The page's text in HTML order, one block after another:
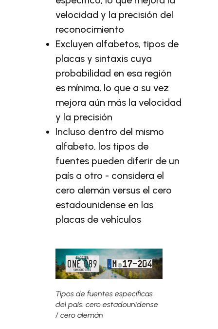
velocidad y la precisión del
reconocimiento
Excluyen alfabetos, tipos de
placas y sintaxis cuya
probabilidad en esa región
es mínima, lo que a su vez
mejora aún más la velocidad
y la precisión
Incluso dentro del mismo
alfabeto, los tipos de
fuentes pueden diferir de un
país a otro - considera el
cero alemán versus el cero
estadounidense en las
placas de vehículos
Tipos de fuentes específicas
del país: cero estadounidense
/ cero alemán